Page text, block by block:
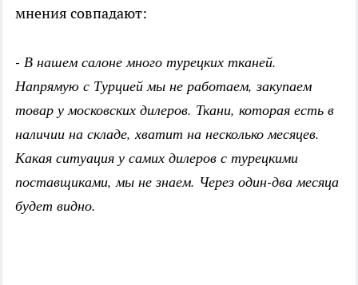
мнения совпадают:
- В нашем салоне много турецких тканей.
Напрямую с Турцией мы не работаем, закупаем
товар у московских дилеров. Ткани, которая есть в
наличии на складе, хватит на несколько месяцев.
Какая ситуация у самих дилеров с турецкими
поставщиками, мы не знаем. Через один-два месяца
будет видно.